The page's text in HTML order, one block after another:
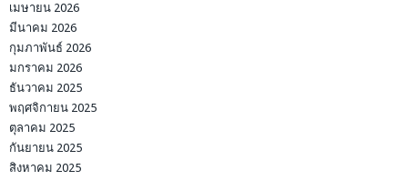
เมษายน 2026
มีนาคม 2026
กุมภาพันธ์ 2026
มกราคม 2026
ธันวาคม 2025
พฤศจิกายน 2025
ตุลาคม 2025
กันยายน 2025
สิงหาคม 2025